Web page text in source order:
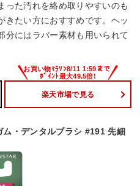
った汚れを絡め取りやすいのも
きたい方におすすめです。ヘッ
分にはラバー素材も用いられて
楽天市場で見る
・デンタルブラシ #191 先細